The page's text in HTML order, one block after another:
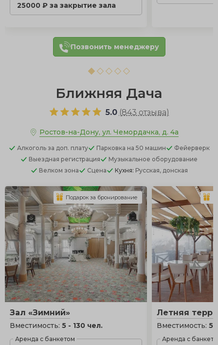
25000 ₽ за закрытие зала
Позвонить менеджеру
Ближняя Дача
5.0 (843 отзыва)
Ростов-на-Дону, ул. Чемордачка, д. 4а
Алкоголь за доп. плату Парковка на 50 машин
Фейерверк
Выездная регистрация
Музыкальное оборудование
Велком зона
Сцена Кухня: Русская, донская
Зал «Зимний»
Вместимость: 5 - 130 чел.
Аренда с банкетом
Подарок за бронирование
Летняя
Вместимость:5
Аренда с